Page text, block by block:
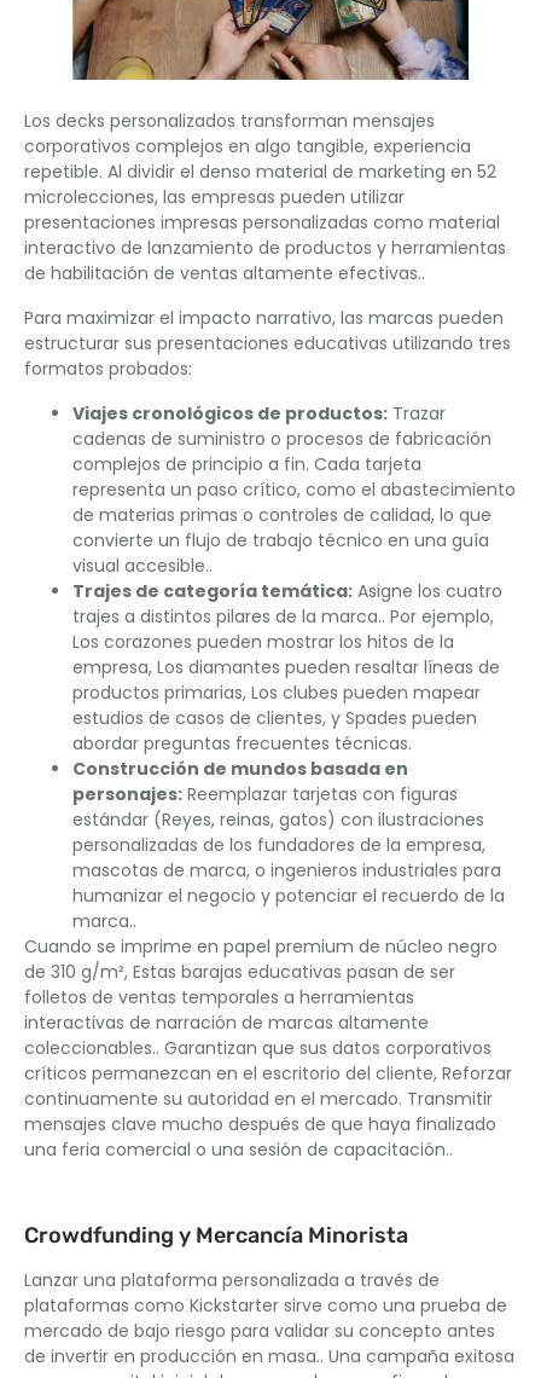
Los decks personalizados transforman mensajes
corporativos complejos en algo tangible, experiencia
repetible. Al dividir el denso material de marketing en 52
microlecciones, las empresas pueden utilizar
presentaciones impresas personalizadas como material
interactivo de lanzamiento de productos y herramientas
de habilitación de ventas altamente efectivas..
Para maximizar el impacto narrativo, las marcas pueden
estructurar sus presentaciones educativas utilizando tres
formatos probados:
Viajes cronológicos de productos: Trazar
cadenas de suministro o procesos de fabricación
complejos de principio a fin. Cada tarjeta
representa un paso crítico, como el abastecimiento
de materias primas o controles de calidad, lo que
convierte un flujo de trabajo técnico en una guía
visual accesible..
Trajes de categoría temática: Asigne los cuatro
trajes a distintos pilares de la marca.. Por ejemplo,
Los corazones pueden mostrar los hitos de la
empresa, Los diamantes pueden resaltar líneas de
productos primarias, Los clubes pueden mapear
estudios de casos de clientes, y Spades pueden
abordar preguntas frecuentes técnicas.
Construcción de mundos basada en
personajes: Reemplazar tarjetas con figuras
estándar (Reyes, reinas, gatos) con ilustraciones
personalizadas de los fundadores de la empresa,
mascotas de marca, o ingenieros industriales para
humanizar el negocio y potenciar el recuerdo de la
marca..
Cuando se imprime en papel premium de núcleo negro
de 310 g/m², Estas barajas educativas pasan de ser
folletos de ventas temporales a herramientas
interactivas de narración de marcas altamente
coleccionables.. Garantizan que sus datos corporativos
críticos permanezcan en el escritorio del cliente, Reforzar
continuamente su autoridad en el mercado. Transmitir
mensajes clave mucho después de que haya finalizado
una feria comercial o una sesión de capacitación..
Crowdfunding y Mercancía Minorista
Lanzar una plataforma personalizada a través de
plataformas como Kickstarter sirve como una prueba de
mercado de bajo riesgo para validar su concepto antes
de invertir en producción en masa.. Una campaña exitosa